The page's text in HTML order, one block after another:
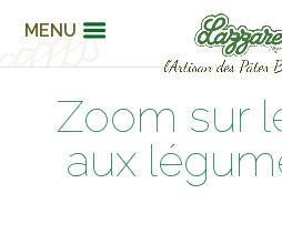
MENU
Zoom sur
aux